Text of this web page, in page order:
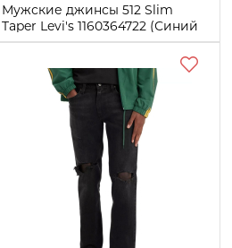
Мужские джинсы 512 Slim
Taper Levi's 1160364722 (Синий
32W 29L)
32W 29L
Купить